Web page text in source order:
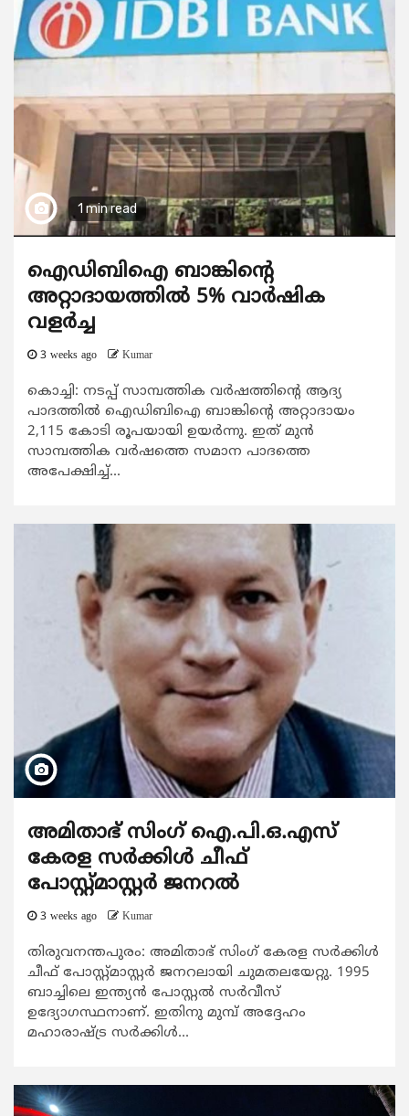
1 min read
ഐഡിബിഐ ബാങ്കിന്റെ
അറ്റാദായത്തിൽ 5% വാർഷിക
വളർച്ച
3 weeks ago Kumar
കൊച്ചി: നടപ്പ് സാമ്പത്തിക വർഷത്തിന്റെ ആദ്യ
പാദത്തിൽ ഐഡിബിഐ ബാങ്കിന്റെ അറ്റാദായം
2,115 കോടി രൂപയായി ഉയർന്നു. ഇത് മുൻ
സാമ്പത്തിക വർഷത്തെ സമാന പാദത്തെ
അപേക്ഷിച്ച്...
അമിതാഭ് സിംഗ് ഐ.പി.ഒ.എസ്
കേരള സർക്കിൾ ചീഫ്
പോസ്റ്റ്‌മാസ്റ്റർ ജനറൽ
3 weeks ago Kumar
തിരുവനന്തപുരം: അമിതാഭ് സിംഗ് കേരള സർക്കിൾ
ചീഫ് പോസ്റ്റ്‌മാസ്റ്റർ ജനറലായി ചുമതലയേറ്റു. 1995
ബാച്ചിലെ ഇന്ത്യൻ പോസ്റ്റൽ സർവീസ്
ഉദ്യോഗസ്ഥനാണ്. ഇതിനു മുമ്പ് അദ്ദേഹം
മഹാരാഷ്ട്ര സർക്കിൾ...